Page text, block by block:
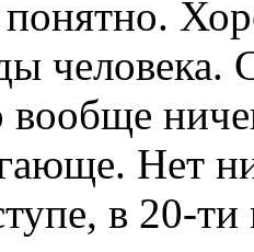
вообще
Нет
в 20-